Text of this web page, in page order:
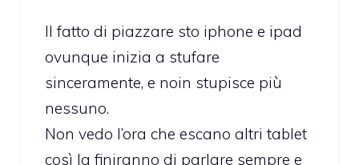
Il fatto di piazzare sto iphone e ipad
ovunque inizia a stufare
sinceramente, e noin stupisce più
nessuno.
Non vedo l’ora che escano altri tablet
così la finiranno di parlare sempre e